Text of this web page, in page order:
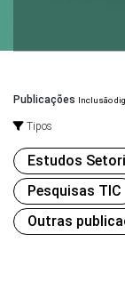
Publicações Inclusão
Tipos
Estudos
Pesquisas TIC
Outras